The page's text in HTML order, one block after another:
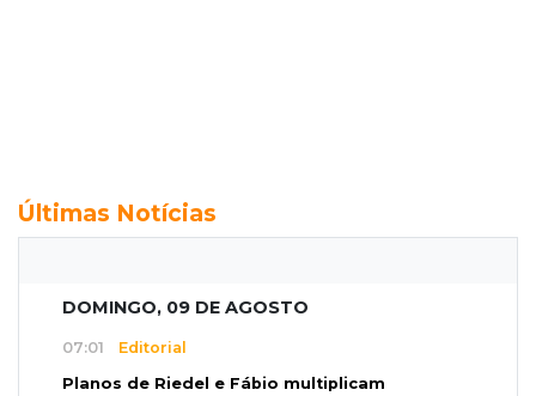
Últimas Notícias
DOMINGO, 09 DE AGOSTO
07:01 Editorial
Planos de Riedel e Fábio multiplicam